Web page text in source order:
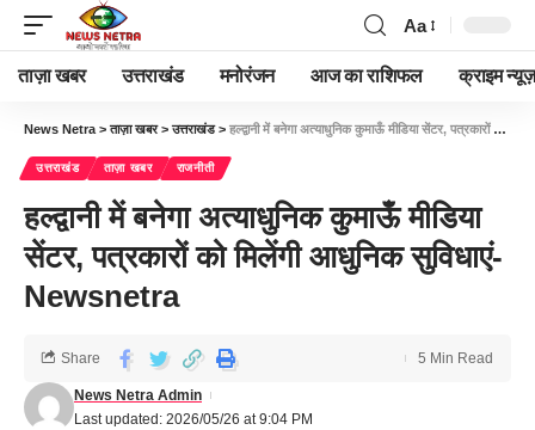
Aa
ताज़ा खबर उत्तराखंड मनोरंजन आज का राशिफल क्राइम न्यूज़
News Netra >ताज़ा खबर>उत्तराखंड> हल्द्वानी में बनेगा अत्याधुनिक कुमाऊँ मीडिया सेंटर, पत्रकारों को मिलेंगी आधुनिक सुविधाएं-Newsnetra
उत्तराखंड ताज़ा खबर राजनीती
हल्द्वानी में बनेगा अत्याधुनिक कुमाऊँ मीडिया
सेंटर, पत्रकारों को मिलेंगी आधुनिक सुविधाएं-
Newsnetra
Last updated: 2026/05/26 at 9:04 PM
News Netra Admin
Share 5 Min Read